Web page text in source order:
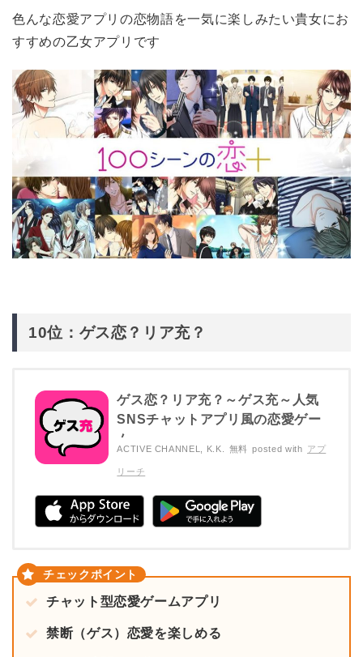
色んな恋愛アプリの恋物語を一気に楽しみたい貴女にお
すすめの乙女アプリです
10位：ゲス恋？リア充？
ゲス恋？リア充？～ゲス充～人気
SNSチャットアプリ風の恋愛ゲー
ム
ACTIVE CHANNEL, K.K. 無料 posted with アプ
リーチ
チャット型恋愛ゲームアプリ
禁断（ゲス）恋愛を楽しめる